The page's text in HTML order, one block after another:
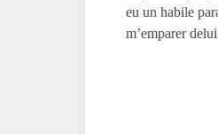
eu un habile
m’emparer